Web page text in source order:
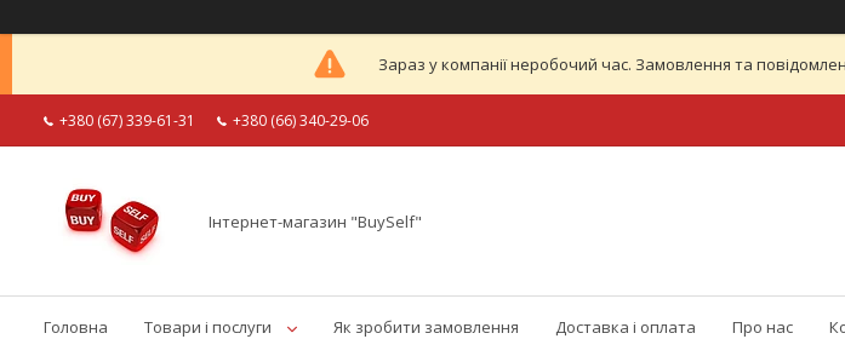
Зараз у компанії неробочий час. Замовлення та
+380 (67) 339-61-31 +380 (66) 340-29-06
Інтернет-магазин "BuySelf"
Головна Товари і послуги Як зробити замовлення Доставка і оплата Про нас